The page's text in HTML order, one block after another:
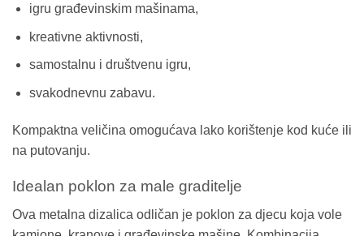
igru građevinskim mašinama,
kreativne aktivnosti,
samostalnu i društvenu igru,
svakodnevnu zabavu.
Kompaktna veličina omogućava lako korištenje kod kuće ili
na putovanju.
Idealan poklon za male graditelje
Ova metalna dizalica odličan je poklon za djecu koja vole